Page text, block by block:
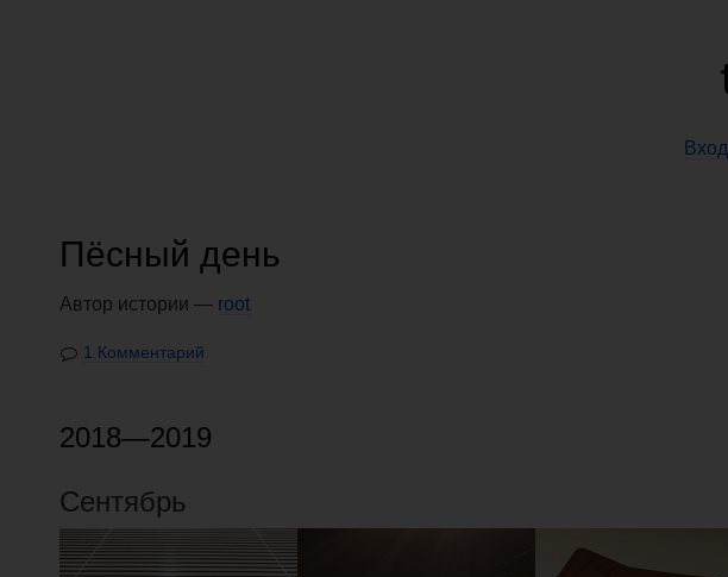
Вход
Пёсный день
Автор истории — root
1 Комментарий
2018—2019
Сентябрь